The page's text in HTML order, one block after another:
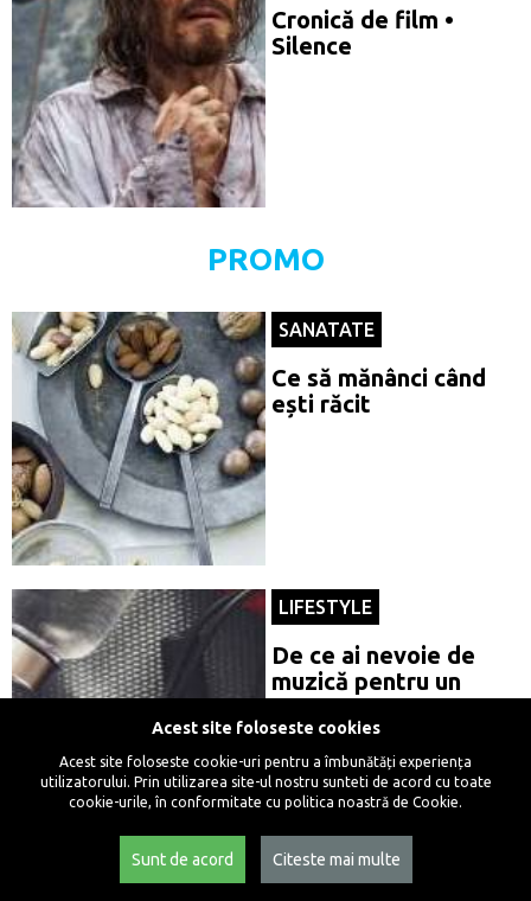
Cronică de film •
Silence
PROMO
SANATATE
Ce să mănânci când
ești răcit
LIFESTYLE
De ce ai nevoie de
muzică pentru un
antrenament
eficient? - Lifestyle
Review
TECH
Acest site foloseste cookies
Acest site foloseste cookie-uri pentru a îmbunătăți experiența
utilizatorului. Prin utilizarea site-ul nostru sunteti de acord cu toate
cookie-urile, în conformitate cu politica noastră de Cookie.
Sunt de acord Citeste mai multe